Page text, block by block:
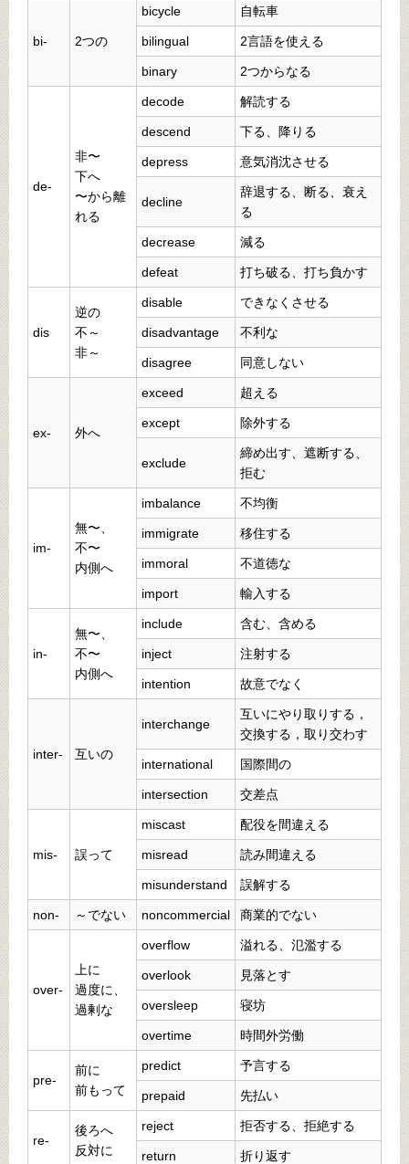
bi- 2つの
bicycle 自転車
bilingual 2言語を使える
binary 2つからなる
de-
非〜
下へ
〜から離
れる
decode 解読する
descend 下る、降りる
depress 意気消沈させる
decline
辞退する、断る、衰え
る
decrease 減る
defeat 打ち破る、打ち負かす
dis
逆の
不～
非～
disable できなくさせる
disadvantage 不利な
disagree 同意しない
ex- 外へ
exceed 超える
except 除外する
exclude
締め出す、遮断する、
拒む
im-
無〜、
不〜
内側へ
imbalance 不均衡
immigrate 移住する
immoral 不道徳な
import 輸入する
in-
無〜、
不〜
内側へ
include 含む、含める
inject 注射する
intention 故意でなく
inter- 互いの
interchange
互いにやり取りする，
交換する，取り交わす
international 国際間の
intersection 交差点
mis- 誤って
miscast 配役を間違える
misread 読み間違える
misunderstand 誤解する
non- ～でない noncommercial 商業的でない
over-
上に
過度に、
過剰な
overflow 溢れる、氾濫する
overlook 見落とす
oversleep 寝坊
overtime 時間外労働
pre-
前に
前もって
predict 予言する
prepaid 先払い
re-
後ろへ
反対に
reject 拒否する、拒絶する
return 折り返す